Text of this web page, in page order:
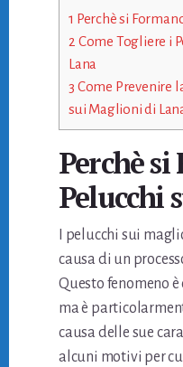
1 Perchè si
2 Come Togliere i
Lana
3 Come Prevenire
sui Maglioni di
Perchè
Pelucchi
I pelucchi sui
causa di un
Questo fenomeno
ma è
causa delle sue
alcuni motivi per